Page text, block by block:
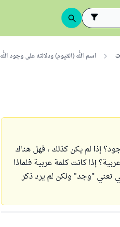
اسم الله (القيوم) ودلالته على وجود الله
إذا لم يكن كذلك ، فهل هناك
إذا كانت كلمة عربية فلماذا
تعني "وجد" ولكن لم يرد ذكر